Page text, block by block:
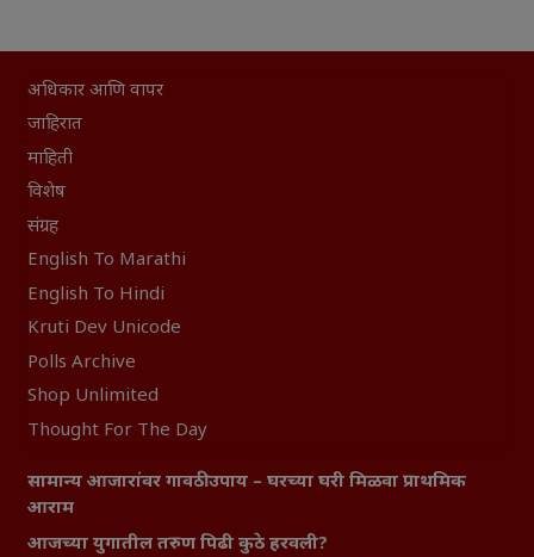
अधिकार आणि वापर
जाहिरात
माहिती
विशेष
संग्रह
English To Marathi
English To Hindi
Kruti Dev Unicode
Polls Archive
Shop Unlimited
Thought For The Day
सामान्य आजारांवर गावठी उपाय – घरच्या घरी मिळवा प्राथमिक
आराम
आजच्या युगातील तरुण पिढी कुठे हरवली?